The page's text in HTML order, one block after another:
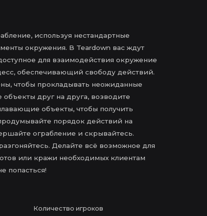
Количество игроков
используя нестандартные
окружения. В Teardown вас ждут
для взаимодействия окружение
обеспечивающий свободу действий.
чтобы прокладывать неожиданные
друг на друга, возводите
объекты, чтобы получить
порядок действий на
ограбление и скрывайтесь.
Делайте всё возможное для
или кражи необходимых клиентам
попасться!